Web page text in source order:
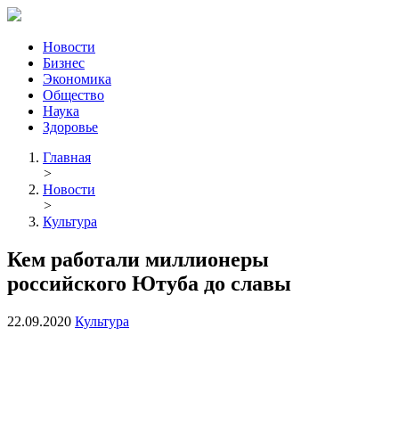
Новости
Бизнес
Экономика
Общество
Наука
Здоровье
Главная
>
Новости
>
Культура
Кем работали миллионеры
российского Ютуба до славы
22.09.2020 Культура